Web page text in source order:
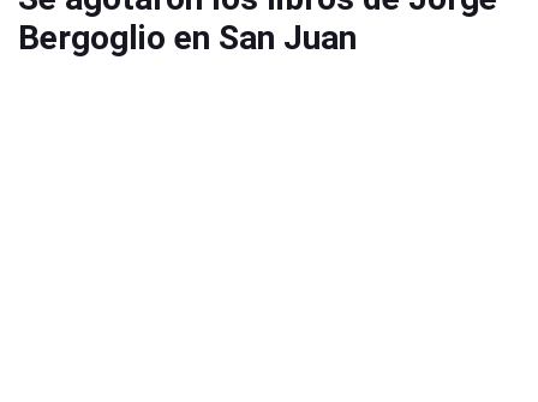
Bergoglio en San Juan